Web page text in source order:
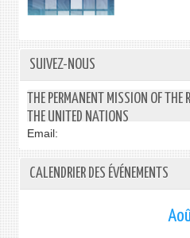
SUIVEZ-NOUS
THE PERMANENT MISSION OF THE
THE UNITED NATIONS
Email:
CALENDRIER DES ÉVÉNEMENTS